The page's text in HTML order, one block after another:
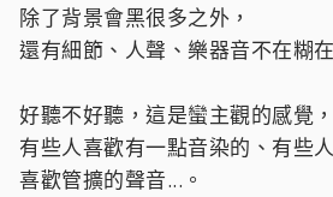
除了背景會黑很多之外，
還有細節、人聲、樂器音不在糊
好聽不好聽，這是蠻主觀的感覺，
有些人喜歡有一點音染的、有些
喜歡管擴的聲音...。